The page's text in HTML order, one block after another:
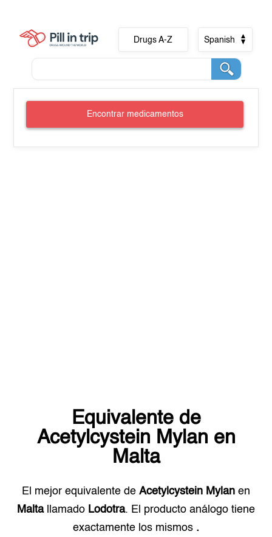
Drugs A-Z Spanish
Encontrar medicamentos
Equivalente de
Acetylcystein Mylan en
Malta
El mejor equivalente de Acetylcystein Mylan en
Maltallamado Lodotra. El producto análogo tiene
exactamente los mismos .